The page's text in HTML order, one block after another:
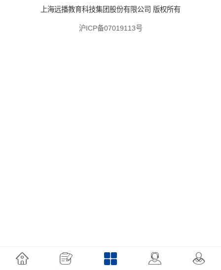
上海远播教育科技集团股份有限公司 版权所有
沪ICP备07019113号